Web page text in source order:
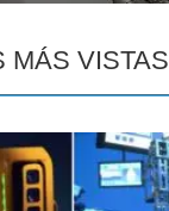
MÁS VISTAS